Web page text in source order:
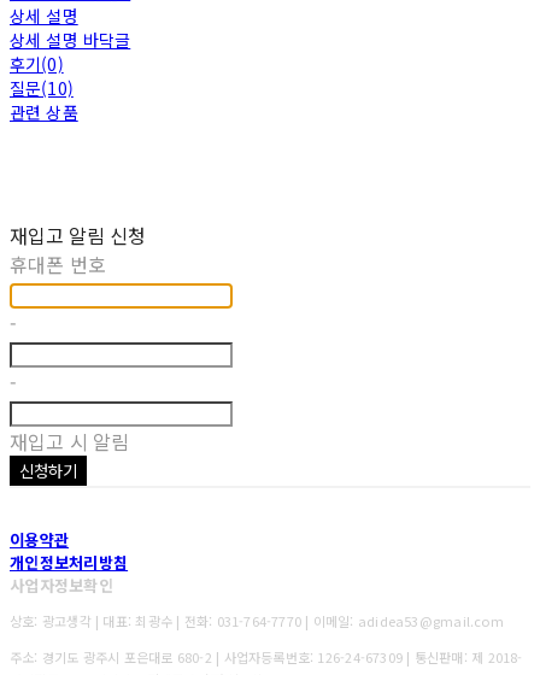
상세 설명
상세 설명 바닥글
후기(0)
질문(10)
관련 상품
재입고 알림 신청
휴대폰 번호
-
-
재입고 시 알림
신청하기
이용약관
개인정보처리방침
사업자정보확인
상호: 광고생각 | 대표: 최광수 | 전화: 031-764-7770 | 이메일: adidea53@gmail.com
주소: 경기도 광주시 포은대로 680-2 | 사업자등록번호: 126-24-67309 | 통신판매: 제 2018-